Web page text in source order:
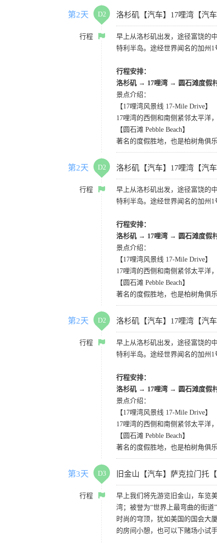
第2天 D2 洛杉矶【汽车】17哩湾【汽
行程
早上从洛杉矶出发，途径富饶的
特利半岛。途经世界闻名的加州
行程安排：
洛杉矶 → 17哩湾 → 圆石滩度假
景点介绍：
【17哩湾风景线 17-Mile Drive】
17哩湾的西侧和南侧紧邻太平洋
【圆石滩 Pebble Beach】
著名的度假胜地，也是柏树角俱
第2天 D2 洛杉矶【汽车】17哩湾【汽
行程
早上从洛杉矶出发，途径富饶的
特利半岛。途经世界闻名的加州
行程安排：
洛杉矶 → 17哩湾 → 圆石滩度假
景点介绍：
【17哩湾风景线 17-Mile Drive】
17哩湾的西侧和南侧紧邻太平洋
【圆石滩 Pebble Beach】
著名的度假胜地，也是柏树角俱
第2天 D2 洛杉矶【汽车】17哩湾【汽
行程
早上从洛杉矶出发，途径富饶的
特利半岛。途经世界闻名的加州
行程安排：
洛杉矶 → 17哩湾 → 圆石滩度假
景点介绍：
【17哩湾风景线 17-Mile Drive】
17哩湾的西侧和南侧紧邻太平洋
【圆石滩 Pebble Beach】
著名的度假胜地，也是柏树角俱
第3天 D3 旧金山【汽车】萨克拉门托
行程
早上我们将先游览旧金山，车览
湾；被誉为“世界上最弯曲的街
时尚的穹顶，犹如美国的国会大
的房间小憩，也可以下赌场小试